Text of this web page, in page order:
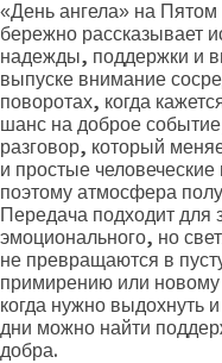
«День ангела» на Пятом
бережно рассказывает
надежды, поддержки и
выпуске внимание
поворотах, когда
шанс на доброе
разговор, который
и простые
поэтому атмосфера
Передача подходит для
эмоционального, но
не превращаются в
примирению или
когда нужно выдохнуть
дни можно найти
добра.